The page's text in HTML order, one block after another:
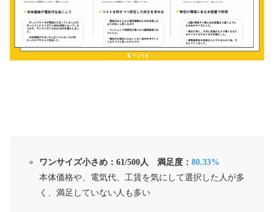
ワンサイズ小さめ：61/500人 満足度： 80.33%
本体価格や、電気代、工賃を気にして選択した人が多
く、満足していない人も多い